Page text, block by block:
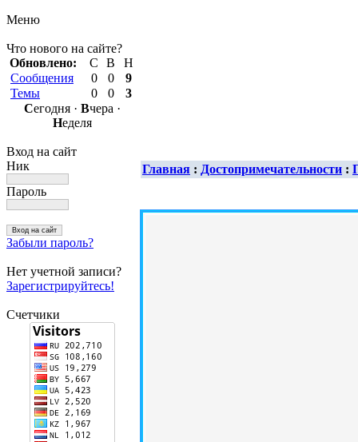
Меню
Что нового на сайте?
Обновлено:
С В
Н
Сообщения
0 0
9
Темы
0 0
3
Сегодня · Вчера ·
Неделя
Вход на сайт
Ник
Пароль
Забыли пароль?
Нет учетной записи?
Зарегистрируйтесь!
Счетчики
Главная : Достопримечательности :